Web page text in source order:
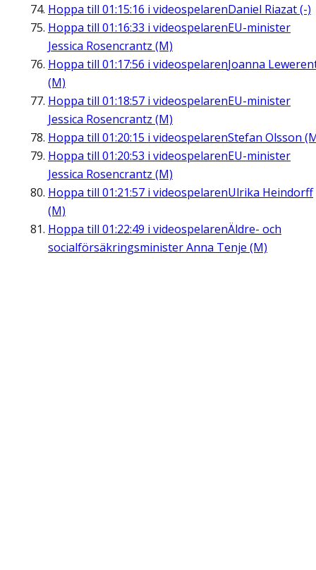
Hoppa till 01:15:16 i videospelarenDaniel Riazat (-)
Hoppa till 01:16:33 i videospelarenEU-minister
Jessica Rosencrantz (M)
Hoppa till 01:17:56 i videospelarenJoanna
(M)
Hoppa till 01:18:57 i videospelarenEU-minister
Jessica Rosencrantz (M)
Hoppa till 01:20:15 i videospelarenStefan Olsson
Hoppa till 01:20:53 i videospelarenEU-minister
Jessica Rosencrantz (M)
Hoppa till 01:21:57 i videospelarenUlrika Heindorff
(M)
Hoppa till 01:22:49 i videospelarenÄldre- och
socialförsäkringsminister Anna Tenje (M)